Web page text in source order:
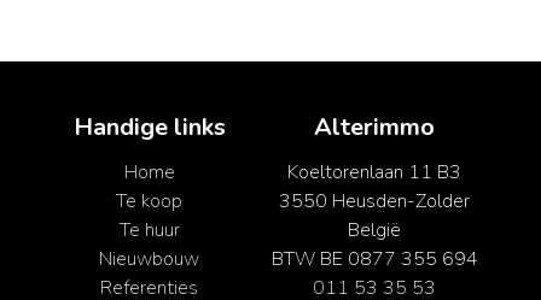
Handige links
Home
Te koop
Te huur
Nieuwbouw
Referenties
Alterimmo
Koeltorenlaan 11 B3
3550 Heusden-Zolder
België
BTW BE 0877 355 694
011 53 35 53